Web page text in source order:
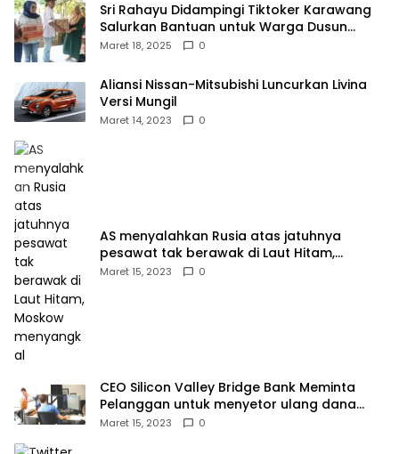
Sri Rahayu Didampingi Tiktoker Karawang
Salurkan Bantuan untuk Warga Dusun
Kampek Desa Karangligar
Maret 18, 2025 0
Aliansi Nissan-Mitsubishi Luncurkan Livina
Versi Mungil
Maret 14, 2023 0
AS menyalahkan Rusia atas jatuhnya
pesawat tak berawak di Laut Hitam,
Moskow menyangkal
Maret 15, 2023 0
CEO Silicon Valley Bridge Bank Meminta
Pelanggan untuk menyetor ulang dana
Mereka
Maret 15, 2023 0